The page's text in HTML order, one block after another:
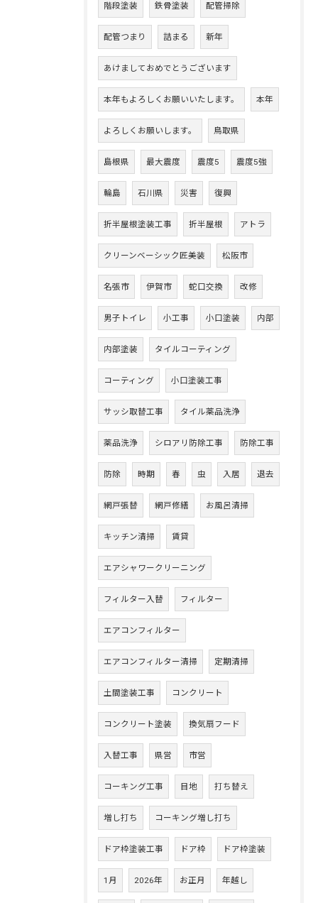
階段塗装 鉄骨塗装 配管掃除
配管つまり 詰まる 新年
あけましておめでとうございます
本年もよろしくお願いいたします。 本年
よろしくお願いします。 鳥取県
島根県 最大震度 震度5 震度5強
輪島 石川県 災害 復興
折半屋根塗装工事 折半屋根 アトラ
クリーンベーシック匠美装 松阪市
名張市 伊賀市 蛇口交換 改修
男子トイレ 小工事 小口塗装 内部
内部塗装 タイルコーティング
コーティング 小口塗装工事
サッシ取替工事 タイル薬品洗浄
薬品洗浄 シロアリ防除工事 防除工事
防除 時期 春 虫 入居 退去
網戸張替 網戸修繕 お風呂清掃
キッチン清掃 賃貸
エアシャワークリーニング
フィルター入替 フィルター
エアコンフィルター
エアコンフィルター清掃 定期清掃
土間塗装工事 コンクリート
コンクリート塗装 換気扇フード
入替工事 県営 市営
コーキング工事 目地 打ち替え
増し打ち コーキング増し打ち
ドア枠塗装工事 ドア枠 ドア枠塗装
1月 2026年 お正月 年越し